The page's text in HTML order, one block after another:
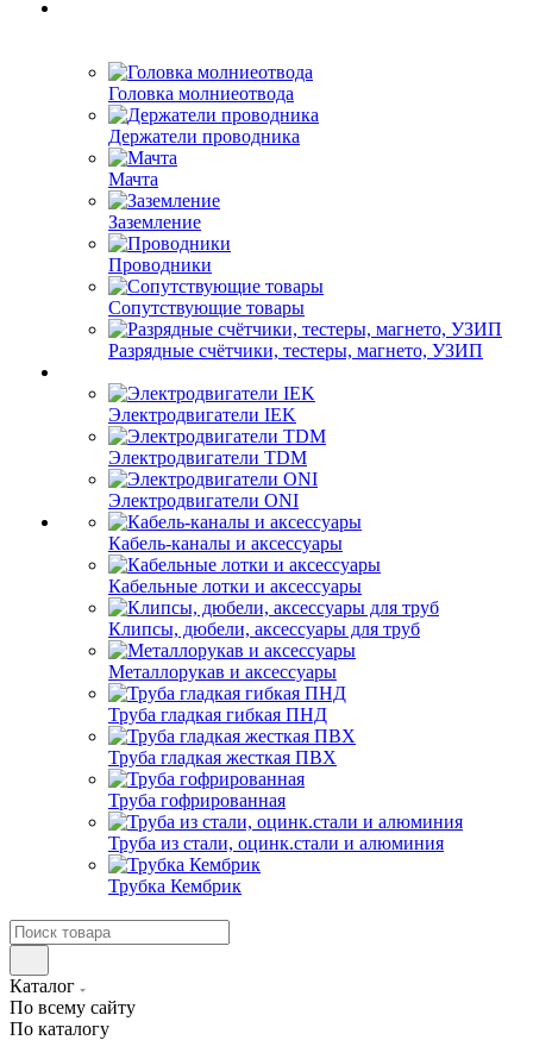
Головка молниеотвода
Держатели проводника
Мачта
Заземление
Проводники
Сопутствующие товары
Разрядные счётчики, тестеры, магнето, УЗИП
Электродвигатели IEK
Электродвигатели TDM
Электродвигатели ONI
Кабель-каналы и аксессуары
Кабельные лотки и аксессуары
Клипсы, дюбели, аксессуары для труб
Металлорукав и аксессуары
Труба гладкая гибкая ПНД
Труба гладкая жесткая ПВХ
Труба гофрированная
Труба из стали, оцинк.стали и алюминия
Трубка Кембрик
Каталог
По всему сайту
По каталогу